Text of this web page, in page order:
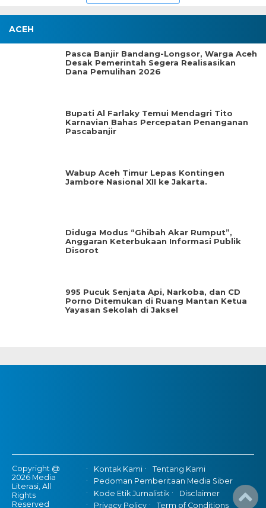
ACEH
Pasca Banjir Bandang-Longsor, Warga Aceh
Desak Pemerintah Segera Realisasikan
Dana Pemulihan 2026
Bupati Al Farlaky Temui Mendagri Tito
Karnavian Bahas Percepatan Penanganan
Pascabanjir
Wabup Aceh Timur Lepas Kontingen
Jambore Nasional XII ke Jakarta.
Diduga Modus “Ghibah Akar Rumput”,
Anggaran Keterbukaan Informasi Publik
Disorot
995 Pucuk Senjata Api, Narkoba, dan CD
Porno Ditemukan di Ruang Mantan Ketua
Yayasan Sekolah di Jaksel
Copyright @
2026 Media
Literasi, All
Rights
Reserved
Kontak Kami
Tentang Kami
Pedoman Pemberitaan Media Siber
Kode Etik Jurnalistik
Disclaimer
Privacy Policy
Term of Conditions